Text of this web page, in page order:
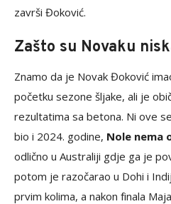
završi Đoković.
Zašto su Novaku
Znamo da je Novak Đoković
početku sezone šljake, ali je
rezultatima sa betona. Ni ove
bio i 2024. godine, Nole nema
odlično u Australiji gdje ga je
potom je razočarao u Dohi i
prvim kolima, a nakon finala